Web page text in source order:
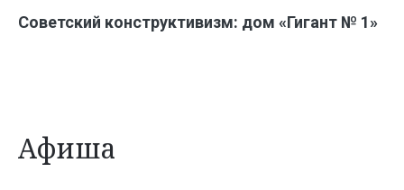
Советский конструктивизм: дом «Гигант № 1»
Афиша